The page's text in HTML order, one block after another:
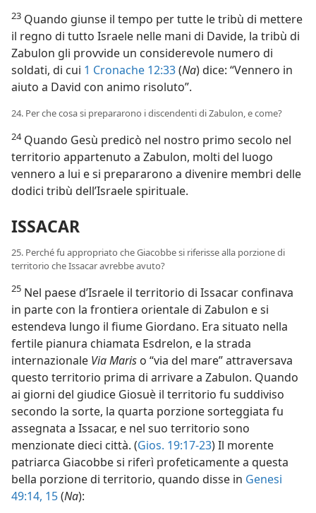
23 Quando giunse il tempo per tutte le tribù di mettere
il regno di tutto Israele nelle mani di Davide, la tribù di
Zabulon gli provvide un considerevole numero di
soldati, di cui 1 Cronache 12:33(Na) dice: “Vennero in
aiuto a David con animo risoluto”.
24. Per che cosa si prepararono i discendenti di Zabulon, e come?
24Quando Gesù predicò nel nostro primo secolo nel
territorio appartenuto a Zabulon, molti del luogo
vennero a lui e si prepararono a divenire membri delle
dodici tribù dell’Israele spirituale.
ISSACAR
25. Perché fu appropriato che Giacobbe si riferisse alla porzione di
territorio che Issacar avrebbe avuto?
25 Nel paese d’Israele il territorio di Issacar confinava
in parte con la frontiera orientale di Zabulon e si
estendeva lungo il fiume Giordano. Era situato nella
fertile pianura chiamata Esdrelon, e la strada
internazionale Via Maris o “via del mare” attraversava
questo territorio prima di arrivare a Zabulon. Quando
ai giorni del giudice Giosuè il territorio fu suddiviso
secondo la sorte, la quarta porzione sorteggiata fu
assegnata a Issacar, e nel suo territorio sono
menzionate dieci città. (Gios. 19:17-23) Il morente
patriarca Giacobbe si riferì profeticamente a questa
bella porzione di territorio, quando disse in Genesi
49:14, 15(Na):